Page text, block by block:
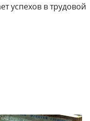
успехов в трудовой